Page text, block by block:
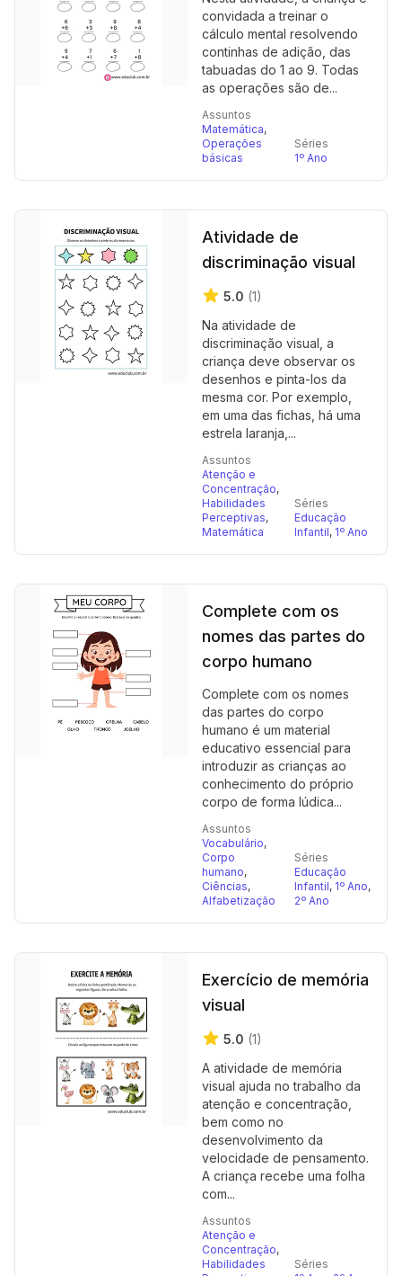
convidada a treinar o
cálculo mental resolvendo
continhas de adição, das
tabuadas do 1 ao 9. Todas
as operações são de...
Assuntos
Matemática,
Operações
básicas
Séries
1º Ano
Atividade de
discriminação visual
5.0 (1)
Na atividade de
discriminação visual, a
criança deve observar os
desenhos e pinta-los da
mesma cor. Por exemplo,
em uma das fichas, há uma
estrela laranja,...
Assuntos
Atenção e
Concentração,
Habilidades
Perceptivas,
Matemática
Séries
Educação
Infantil, 1º Ano
Complete com os
nomes das partes do
corpo humano
Complete com os nomes
das partes do corpo
humano é um material
educativo essencial para
introduzir as crianças ao
conhecimento do próprio
corpo de forma lúdica...
Assuntos
Vocabulário,
Corpo
humano,
Ciências,
Alfabetização
Séries
Educação
Infantil, 1º Ano,
2º Ano
Exercício de memória
visual
5.0 (1)
A atividade de memória
visual ajuda no trabalho da
atenção e concentração,
bem como no
desenvolvimento da
velocidade de pensamento.
A criança recebe uma folha
com...
Assuntos
Atenção e
Concentração,
Habilidades
Séries